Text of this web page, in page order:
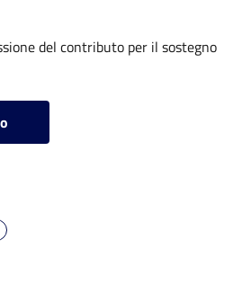
del contributo per il sostegno